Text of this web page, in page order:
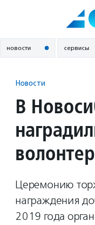
новости сервисы
Новости
В
Церемонию
награждения
2019 года